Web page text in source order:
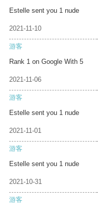
Estelle sent you 1 nude
2021-11-10
游客
Rank 1 on Google With 5
2021-11-06
游客
Estelle sent you 1 nude
2021-11-01
游客
Estelle sent you 1 nude
2021-10-31
游客